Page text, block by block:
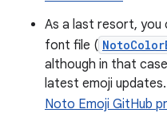
As a last resort, you
font file (
although in that
latest emoji
Noto Emoji GitHub